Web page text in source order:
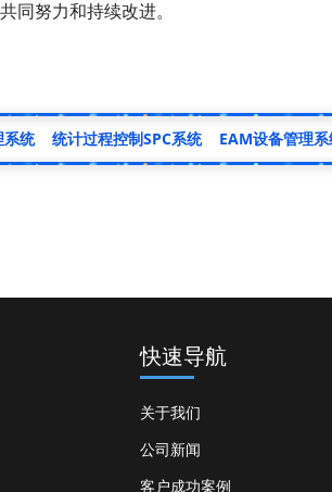
同努力和持续改进。
系统 统计过程控制SPC系统 EAM设备管理系
快速导航
关于我们
公司新闻
客户成功案例